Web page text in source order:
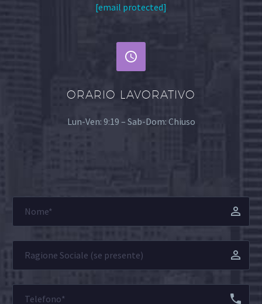
[email protected]


ORARIO LAVORATIVO
Lun-Ven: 9:19 – Sab-Dom: Chiuso